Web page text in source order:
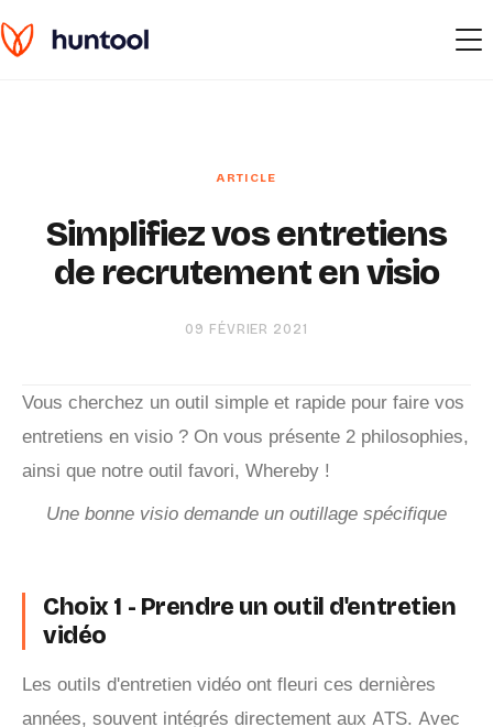
Simplifiez vos entretiens
de recrutement en visio
09 FÉVRIER 2021
Vous cherchez un outil simple et rapide pour faire vos
entretiens en visio ? On vous présente 2 philosophies,
ainsi que notre outil favori, Whereby !
Une bonne visio demande un outillage spécifique
Choix 1 - Prendre un outil d'entretien
vidéo
Les outils d'entretien vidéo ont fleuri ces dernières
années, souvent intégrés directement aux ATS. Avec